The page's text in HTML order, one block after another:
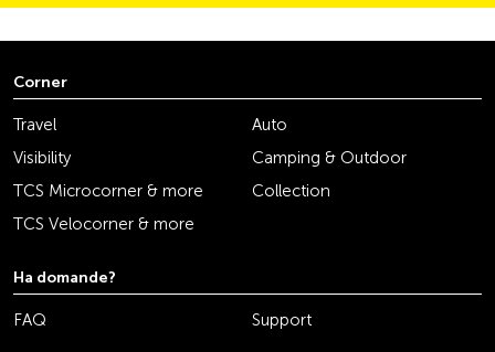
Corner
Travel
Auto
Visibility
Camping & Outdoor
TCS Microcorner & more
Collection
TCS Velocorner & more
Ha domande?
FAQ Support